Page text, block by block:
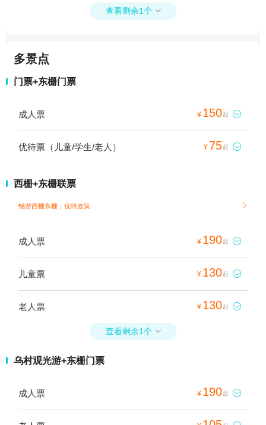
查看剩余1个 
多景点
门票+东栅门票
成人票 ¥ 150起 
优待票（儿童/学生/老人） ¥ 75起 
西栅+东栅联票
畅游西栅东栅； 优待政策 
成人票 ¥ 190起 
儿童票 ¥ 130起 
老人票 ¥ 130起 
查看剩余1个 
乌村观光游+东栅门票
成人票 ¥ 190起 